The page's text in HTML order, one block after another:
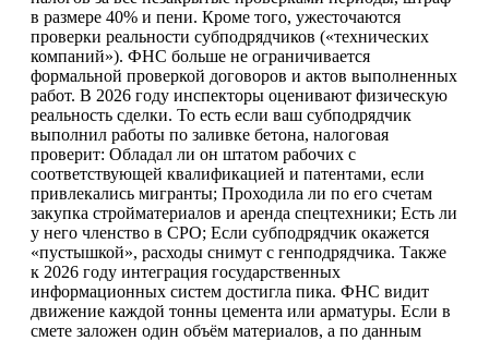
в размере 40% и пени. Кроме того, ужесточаются
проверки реальности субподрядчиков («технических
компаний»). ФНС больше не ограничивается
формальной проверкой договоров и актов выполненных
работ. В 2026 году инспекторы оценивают физическую
реальность сделки. То есть если ваш субподрядчик
выполнил работы по заливке бетона, налоговая
проверит: Обладал ли он штатом рабочих с
соответствующей квалификацией и патентами, если
привлекались мигранты; Проходила ли по его счетам
закупка стройматериалов и аренда спецтехники; Есть ли
у него членство в СРО; Если субподрядчик окажется
«пустышкой», расходы снимут с генподрядчика. Также
к 2026 году интеграция государственных
информационных систем достигла пика. ФНС видит
движение каждой тонны цемента или арматуры. Если в
смете заложен один объём материалов, а по данным